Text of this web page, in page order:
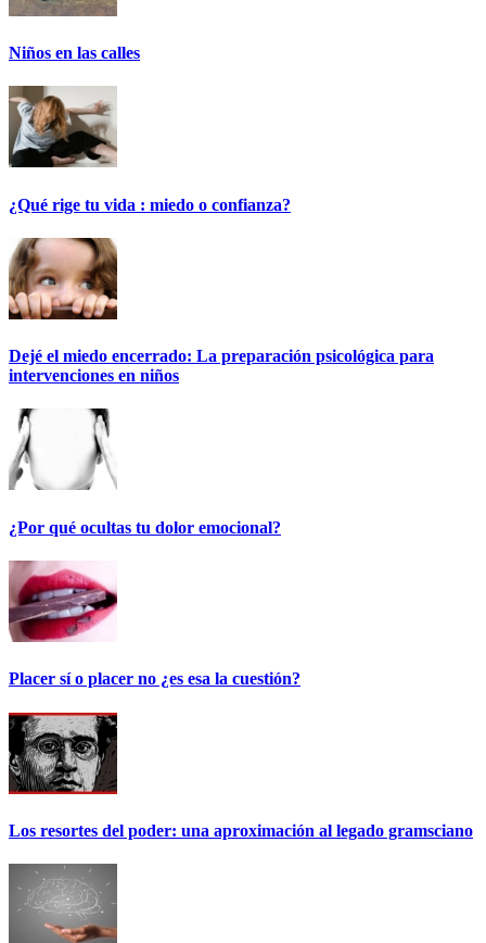
Niños en las calles
¿Qué rige tu vida : miedo o confianza?
Dejé el miedo encerrado: La preparación psicológica para
intervenciones en niños
¿Por qué ocultas tu dolor emocional?
Placer sí o placer no ¿es esa la cuestión?
Los resortes del poder: una aproximación al legado gramsciano